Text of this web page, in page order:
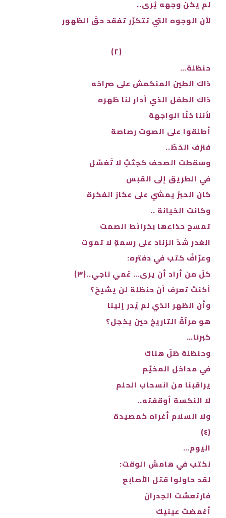
لم يكن وجهه يُرى..
لأن الوجوه التي تتكرّر تفقد حقّ الظهور
(٢)
حنظلة…
ذاك الطين المنكمش على صراخه
ذاك الطفل الذي أدار لنا ظهره
لأننا خنّا الواجهة
أطلقوا على الصوت رصاصة
فنزف الخطّ..
وسقطت الصحف كجثثٍ لا تُغسّل
في الطريق إلى القبس
كان الحبرُ يمشي على عكاز الفكرة
وكانت الخيانة ..
تمسح حذاءها بخرائط الصمت
الغدر شدّ الزناد على رسمةٍ لا تموت
وعرّافٌ كتب في دفتره:
كلّ من أراد أن يرى… عُمي ناجي..(٣)
أكنتَ تعرف أن حنظلة لن يشيخ؟
وأن الظهر الذي لم يُدر إلينا
هو مرآةُ التاريخ حين يخجل؟
كبرنا…
وحنظلة ظلّ هناك
في مداخل المخيّم
يراقبنا من انسحاب الحلم
لا النكسة أوقفته..
ولا السلام أغراه كمصيدة
(٤)
اليوم…
نكتب في هامش الوقت:
لقد حاولوا قتل الأصابع
فارتعشت الجدران
أغمضتَ عينيك